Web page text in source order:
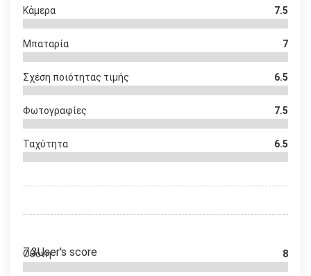
Κάμερα 7.5
Μπαταρία 7
Σχέση ποιότητας τιμής 6.5
Φωτογραφίες 7.5
Ταχύτητα 6.5
7.3User's score
Οθόνη 8